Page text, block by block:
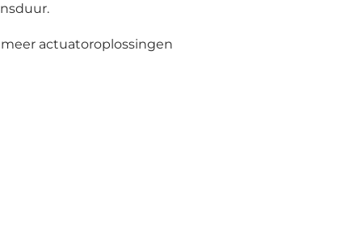
actuatoroplossingen